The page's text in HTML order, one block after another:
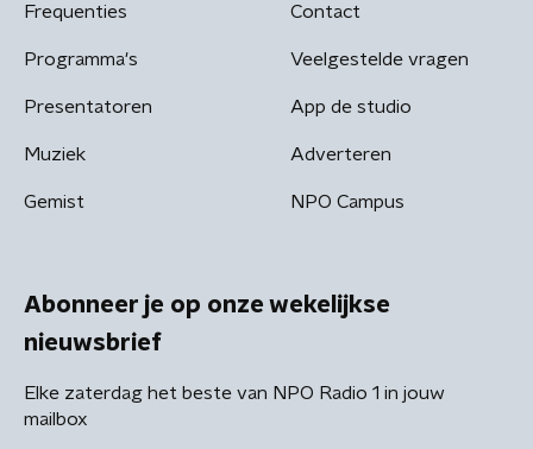
Frequenties
Programma's
Presentatoren
Muziek
Gemist
Contact
Veelgestelde vragen
App de studio
Adverteren
NPO Campus
Abonneer je op onze wekelijkse
nieuwsbrief
Elke zaterdag het beste van NPO Radio 1 in jouw
mailbox